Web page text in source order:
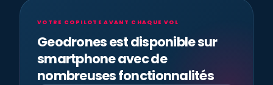
VOTRE COPILOTE AVANT CHAQUE VOL
Geodrones est disponible sur
smartphone avec de
nombreuses fonctionnalités